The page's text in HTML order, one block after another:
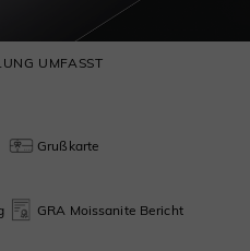
UMFASST
Grußkarte
GRA Moissanite Bericht